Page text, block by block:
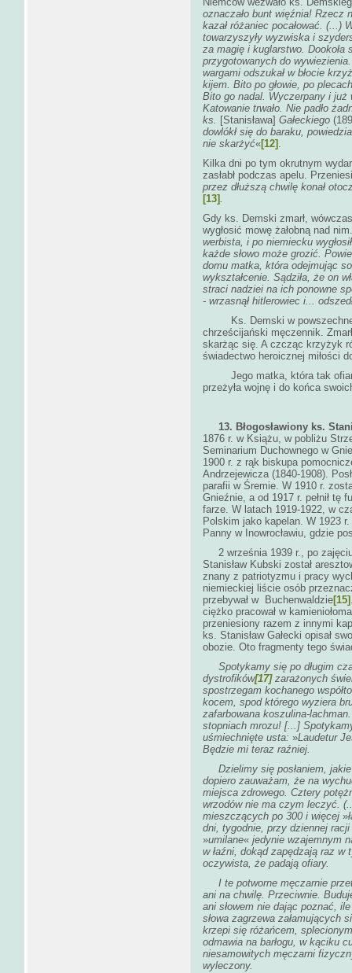
oznaczało bunt więźnia! Rzecz
kazał różaniec pocałować. (...)
towarzyszyły wyzwiska i
za magię i kuglarstwo. Dookoła
przygotowanych do
wargami odszukał w błocie
kijem. Bito po głowie, po
Bito go nadal. Wyczerpany i już
Katowanie trwało. Nie padło
ks. [Stanisława] Gałeckiego
dowlókł się do baraku,
nie skarżyć«[12] .
Kilka dni po tym okrutnym
zasłabł podczas apelu.
przez dłuższą chwilę konał
[13].
Gdy ks. Demski zmarł,
wygłosić mowę żałobną nad
werbista, i po niemiecku
każde słowo może grozić.
domu matka, która odejmując
wykształcenie. Sądziła, że on
straci nadziei na ich ponowne
- wrzasnął hitlerowiec i...
Ks. Demski w powszechnej
chrześcijański męczennik.
skarżąc się. A czcząc krzyżyk
świadectwo heroicznej miłości
Jego matka, która tak
przeżyła wojnę i do końca
13. Błogosławiony ks.
1876 r. w Książu, w pobliżu
Seminarium Duchownego w
1900 r. z rąk biskupa
Andrzejewicza (1840-1908).
parafii w Śremie. W 1910 r.
Gnieźnie, a od 1917 r. pełnił tę
farze. W latach 1919-1922, w
Polskim jako kapelan. W 1923
Panny w Inowrocławiu, gdzie
2 września 1939 r., po
Stanisław Kubski został
znany z patriotyzmu i pracy
niemieckiej liście osób
przebywał w Buchenwaldzie[15]
ciężko pracował w
przeniesiony razem z innymi
ks. Stanisław Gałecki opisał
obozie. Oto fragmenty tego
Spotykamy się po długim
dystrofików[17]zarażonych
spostrzegam kochanego
kocem, spod którego wyziera
zafarbowana koszulina-
stopniach mrozu! [...]
uśmiechnięte usta: »Laudetur
Będzie mi teraz raźniej.
Dzielimy się posłaniem, jakie
dopiero zauważam, że na
miejsca zdrowego. Cztery
wrzodów nie ma czym leczyć.
mieszczących po 300 i więcej »
dni, tygodnie, przy dziennej
»umilane« jedynie wzajemnym
w łaźni, dokąd zapędzają raz
oczywista, że padają ofiary.
I te potworne męczarnie
ani na chwilę. Przeciwnie.
ani słowem nie dając poznać,
słowa zagrzewa załamujących
krzepi się różańcem,
odmawia na barłogu, w kąciku
niesamowitych męczarni
wyleczony.